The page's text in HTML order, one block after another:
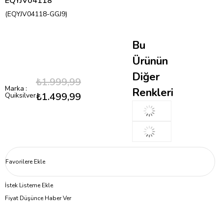
(EQYJV04118-GGJ9)
Marka :
Quiksilver
₺1.999,99
₺1.499,99
Bu
Ürünün
Diğer
Renkleri
Favorilere Ekle
İstek Listeme Ekle
Fiyat Düşünce Haber Ver